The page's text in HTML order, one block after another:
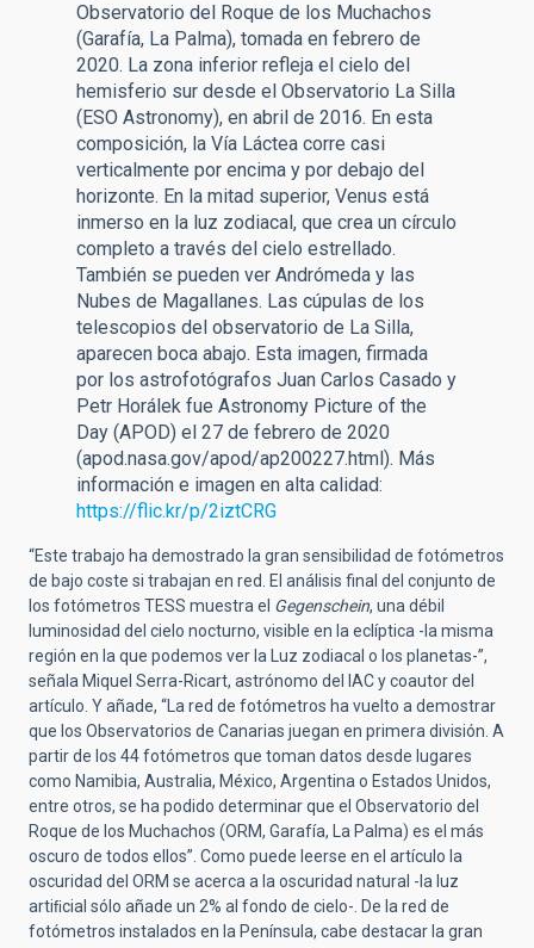
Observatorio del Roque de los Muchachos
(Garafía, La Palma), tomada en febrero de
2020. La zona inferior refleja el cielo del
hemisferio sur desde el Observatorio La Silla
(ESO Astronomy), en abril de 2016. En esta
composición, la Vía Láctea corre casi
verticalmente por encima y por debajo del
horizonte. En la mitad superior, Venus está
inmerso en la luz zodiacal, que crea un círculo
completo a través del cielo estrellado.
También se pueden ver Andrómeda y las
Nubes de Magallanes. Las cúpulas de los
telescopios del observatorio de La Silla,
aparecen boca abajo. Esta imagen, firmada
por los astrofotógrafos Juan Carlos Casado y
Petr Horálek fue Astronomy Picture of the
Day (APOD) el 27 de febrero de 2020
(apod.nasa.gov/apod/ap200227.html). Más
información e imagen en alta calidad:
https://flic.kr/p/2iztCRG
“Este trabajo ha demostrado la gran sensibilidad de fotómetros
de bajo coste si trabajan en red. El análisis final del conjunto de
los fotómetros TESS muestra el Gegenschein, una débil
luminosidad del cielo nocturno, visible en la eclíptica -la misma
región en la que podemos ver la Luz zodiacal o los planetas-”,
señala Miquel Serra-Ricart, astrónomo del IAC y coautor del
artículo. Y añade, “La red de fotómetros ha vuelto a demostrar
que los Observatorios de Canarias juegan en primera división. A
partir de los 44 fotómetros que toman datos desde lugares
como Namibia, Australia, México, Argentina o Estados Unidos,
entre otros, se ha podido determinar que el Observatorio del
Roque de los Muchachos (ORM, Garafía, La Palma) es el más
oscuro de todos ellos”. Como puede leerse en el artículo la
oscuridad del ORM se acerca a la oscuridad natural -la luz
artiﬁcial sólo añade un 2% al fondo de cielo-. De la red de
fotómetros instalados en la Península, cabe destacar la gran